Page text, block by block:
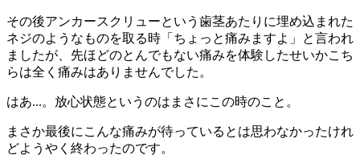
その後アンカースクリューという歯茎あたりに埋め込まれた
ネジのようなものを取る時「ちょっと痛みますよ」と言われ
ましたが、先ほどのとんでもない痛みを体験したせいかこち
らは全く痛みはありませんでした。
はあ...。放心状態というのはまさにこの時のこと。
まさか最後にこんな痛みが待っているとは思わなかったけれ
どようやく終わったのです。